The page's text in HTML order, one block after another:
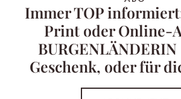
Immer TOP
Print oder Online-
Geschenk, oder für